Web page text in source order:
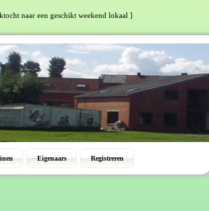
naar een geschikt weekend lokaal ]
Eigenaars Registreren